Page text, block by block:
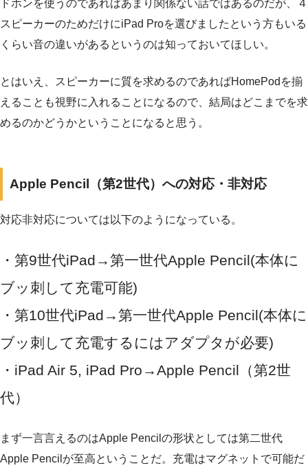
ドホンを使うのであればあまり関係ない話ではあるのだが、４
スピーカーのためだけにiPad Proを選びましたという方もいる
くらい音の違いがあるというのは知っておいてほしい。
とはいえ、スピーカーに質を求めるのであればHomePodを揃
えることも視野に入れることになるので、結局はどこまでを求
めるのかどうかということになると思う。
Apple Pencil（第2世代）への対応・非対応
対応非対応については以下のようになっている。
・第9世代iPad→第一世代Apple Pencil(本体に
ブッ刺して充電可能)
・第10世代iPad→第一世代Apple Pencil(本体に
ブッ刺して充電するにはアダプタが必要)
・iPad Air 5, iPad Pro→Apple Pencil（第2世
代）
まず一言言えるのはApple Pencilの形状としては第二世代
Apple Pencilが至高ということだ。充電はマグネットで可能だ